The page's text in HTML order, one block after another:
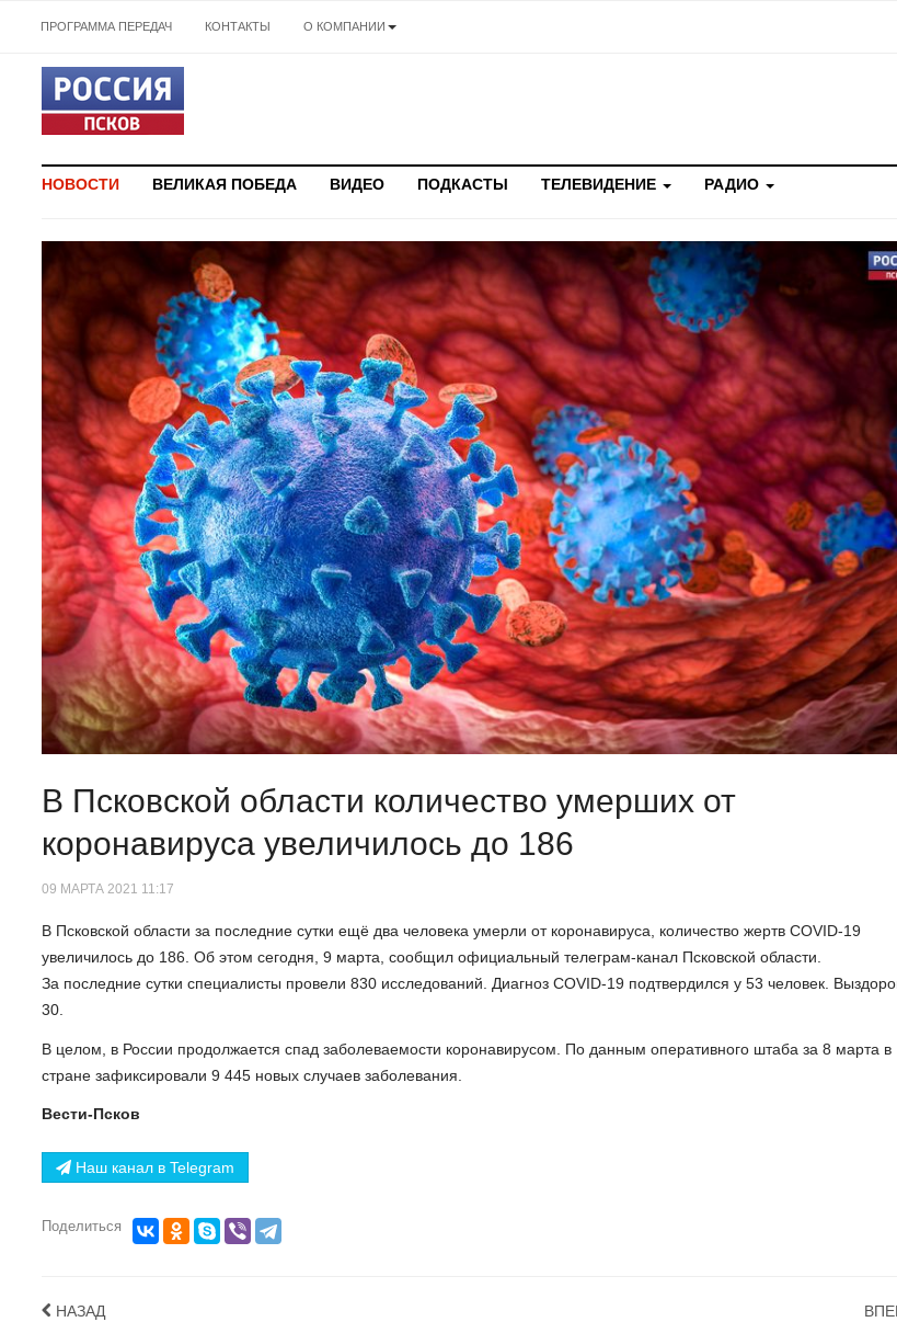
ПРОГРАММА ПЕРЕДАЧ КОНТАКТЫ О КОМПАНИИ
НОВОСТИ ВЕЛИКАЯ ПОБЕДА ВИДЕО ПОДКАСТЫ ТЕЛЕВИДЕНИЕ РАДИО
В Псковской области количество умерших от
коронавируса увеличилось до 186
09 МАРТА 2021 11:17
В Псковской области за последние сутки ещё два человека умерли от коронавируса, количество жертв COVID-19
увеличилось до 186. Об этом сегодня, 9 марта, сообщил официальный телеграм-канал Псковской области.
За последние сутки специалисты провели 830 исследований. Диагноз COVID-19 подтвердился у 53 человек.
30.
В целом, в России продолжается спад заболеваемости коронавирусом. По данным оперативного штаба за 8 марта в
стране зафиксировали 9 445 новых случаев заболевания.
Вести-Псков
Наш канал в Telegram
Поделиться
НАЗАД